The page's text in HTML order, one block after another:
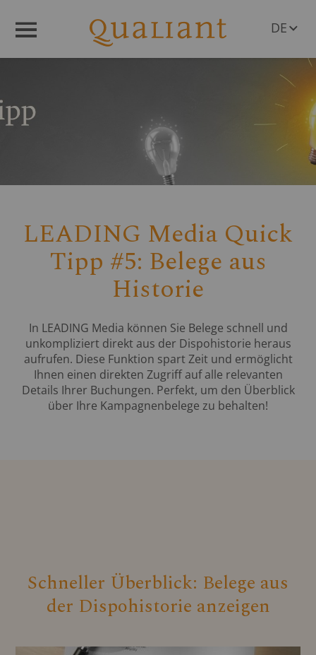
DE
LEADING Media Quick
Tipp #5: Belege aus
Historie
In LEADING Media können Sie Belege schnell und
unkompliziert direkt aus der Dispohistorie heraus
aufrufen. Diese Funktion spart Zeit und ermöglicht
Ihnen einen direkten Zugriff auf alle relevanten
Details Ihrer Buchungen. Perfekt, um den Überblick
über Ihre Kampagnenbelege zu behalten!
Schneller Überblick: Belege aus
der Dispohistorie anzeigen